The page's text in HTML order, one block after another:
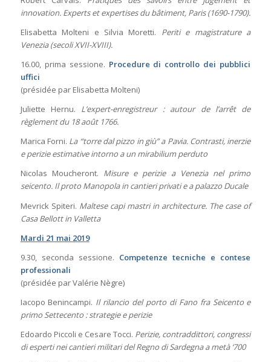
innovation. Experts et expertisesdu bâtiment, Paris (1690-1790).
Elisabetta Molteni e Silvia Moretti. Periti e magistrature a
Venezia (secoli XVII-XVIII).
16.00, prima sessione. Procedure di controllo dei pubblici
uffici
(présidée par Elisabetta Molteni)
Juliette Hernu. L’expert-enregistreur : autour de l’arrêt de
règlement du 18 août 1766.
Marica Forni. La “torre dal pizzo in giù” a Pavia. Contrasti, inerzie
e perizie estimative intorno a un mirabilium perduto
Nicolas Moucheront. Misure e perizie a Venezia nel primo
seicento. Il proto Manopola in cantieri privati e a palazzo Ducale
Mevrick Spiteri. Maltese capi mastri in architecture. The case of
Casa Bellott in Valletta
Mardi 21 mai 2019
9.30, seconda sessione. Competenze tecniche e contese
professionali
(présidée par Valérie Nègre)
Iacopo Benincampi. Il rilancio del porto di Fano fra Seicento e
primo Settecento : strategie e perizie
Edoardo Piccoli e Cesare Tocci. Perizie, contraddittori, congressi
di esperti nei cantieri militari del Regno di Sardegna a metà ‘700